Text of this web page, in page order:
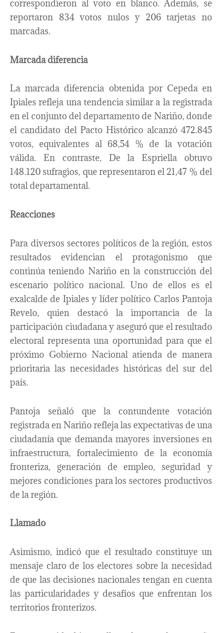
correspondieron al voto en blanco. Además, se
reportaron 834 votos nulos y 206 tarjetas no
marcadas.
Marcada diferencia
La marcada diferencia obtenida por Cepeda en
Ipiales refleja una tendencia similar a la registrada
en el conjunto del departamento de Nariño, donde
el candidato del Pacto Histórico alcanzó 472.845
votos, equivalentes al 68,54 % de la votación
válida. En contraste, De la Espriella obtuvo
148.120 sufragios, que representaron el 21,47 % del
total departamental.
Reacciones
Para diversos sectores políticos de la región, estos
resultados evidencian el protagonismo que
continúa teniendo Nariño en la construcción del
escenario político nacional. Uno de ellos es el
exalcalde de Ipiales y líder político Carlos Pantoja
Revelo, quien destacó la importancia de la
participación ciudadana y aseguró que el resultado
electoral representa una oportunidad para que el
próximo Gobierno Nacional atienda de manera
prioritaria las necesidades históricas del sur del
país.
Pantoja señaló que la contundente votación
registrada en Nariño refleja las expectativas de una
ciudadanía que demanda mayores inversiones en
infraestructura, fortalecimiento de la economía
fronteriza, generación de empleo, seguridad y
mejores condiciones para los sectores productivos
de la región.
Llamado
Asimismo, indicó que el resultado constituye un
mensaje claro de los electores sobre la necesidad
de que las decisiones nacionales tengan en cuenta
las particularidades y desafíos que enfrentan los
territorios fronterizos.